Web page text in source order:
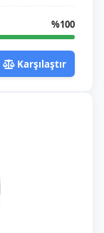
%100
Karşılaştır